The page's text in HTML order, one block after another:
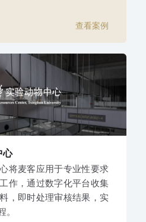
查看案例
心
将麦客应用于专业性要求
作，通过数字化平台收集
，即时处理审核结果，实